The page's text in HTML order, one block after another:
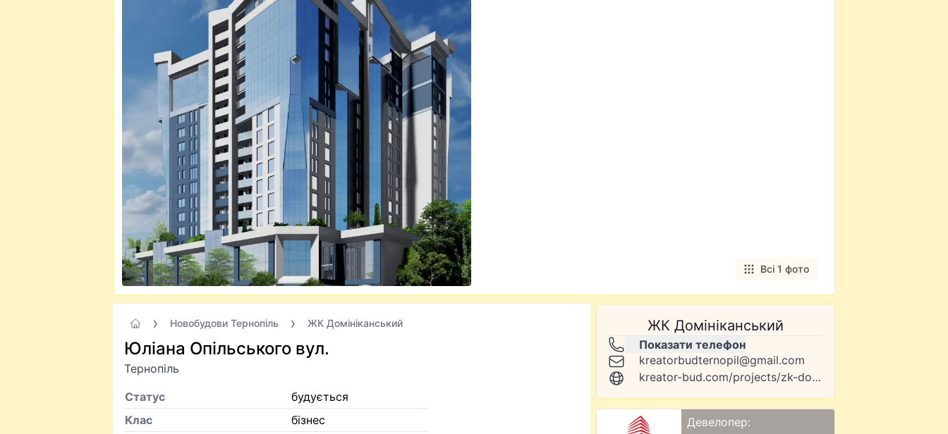
Всі 1 фото
Новобудови Тернопіль ЖК Домініканський
Юліана Опільського вул.
Тернопіль
Статус
будується
Клас
бізнес
ЖК Домініканський
Показати телефон
kreatorbudternopil@gmail.com
kreator-bud.com/projects/zk-dominikanskii
Девелопер: